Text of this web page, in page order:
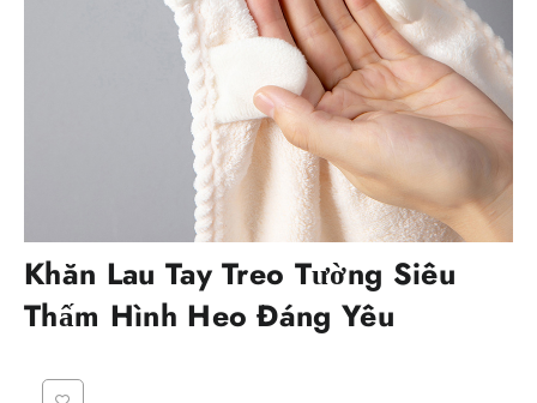
Khăn Lau Tay Treo Tường Siêu
Thấm Hình Heo Đáng Yêu